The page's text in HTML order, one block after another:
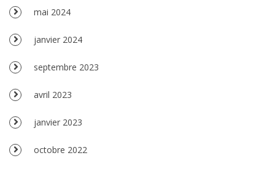
mai 2024
janvier 2024
septembre 2023
avril 2023
janvier 2023
octobre 2022